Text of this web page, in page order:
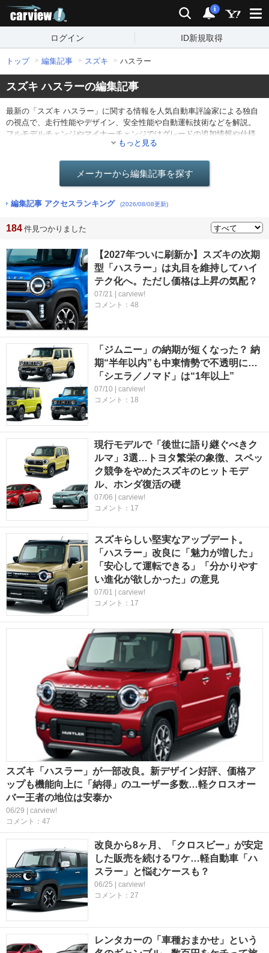
検索 通知
i
ログイン ID新規取得
トップ 編集記事 スズキ ハスラー
スズキ ハスラーの編集記事
最新の「スズキ ハスラー」に関する情報を人気自動車評論家による独自
の視点で、走行性能やデザイン、安全性能や自動運転技術などを解説。
フルモデルチェンジやマイナーチェンジではグレードの追加情報や仕様
の変更点を分かりやすくレポート。他にも最新ニュースや海外のモータ
もっと見る
メーカーから編集記事を探す
編集記事 アクセスランキング (2026/08/08更新)
184 件見つかりました
【2027年ついに刷新か】スズキの次期
型「ハスラー」は丸目を維持してハイ
テク化へ。ただし価格は上昇の気配？
07/21 | carview!
コメント：48
「ジムニー」の納期が短くなった？ 納
期“半年以内”も中東情勢で不透明に…
「シエラ／ノマド」は“1年以上”
07/10 | carview!
コメント：18
現行モデルで「後世に語り継ぐべきク
ルマ」3選…トヨタ繁栄の象徴、スペッ
ク競争をやめたスズキのヒットモデ
ル、ホンダ復活の礎
07/06 | carview!
コメント：17
スズキらしい堅実なアップデート。
「ハスラー」改良に「魅力が増した」
「安心して運転できる」「分かりやす
い進化が欲しかった」の意見
07/01 | carview!
コメント：17
スズキ「ハスラー」が一部改良。新デザイン好評、価格ア
ップも機能向上に「納得」のユーザー多数…軽クロスオー
バー王者の地位は安泰か
06/29 | carview!
コメント：47
改良から8ヶ月、「クロスビー」が安定
した販売を続けるワケ…軽自動車「ハ
スラー」と悩むケースも？
06/25 | carview!
コメント：27
レンタカーの「車種おまかせ」という